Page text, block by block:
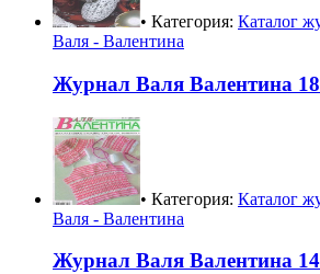
• Категория: Каталог
Валя - Валентина
Журнал Валя Валентина 18
• Категория: Каталог
Валя - Валентина
Журнал Валя Валентина 14